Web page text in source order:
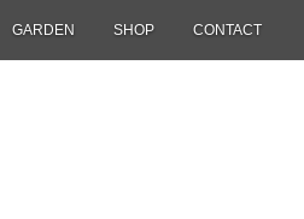
GARDEN SHOP CONTACT